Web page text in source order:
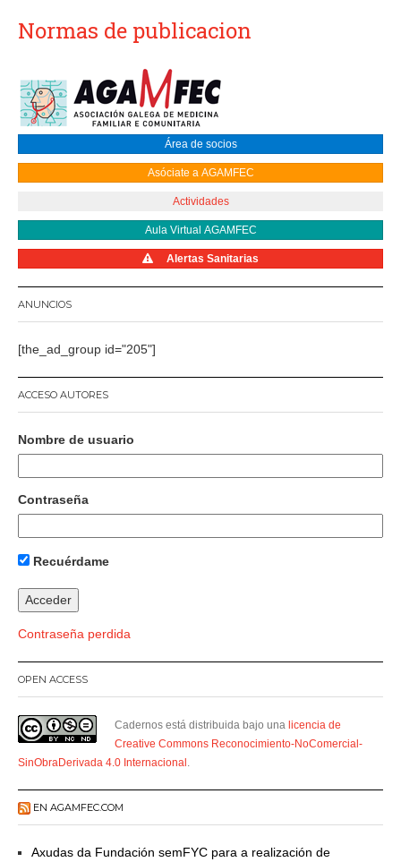
Normas de publicacion
Área de socios
Asóciate a AGAMFEC
Actividades
Aula Virtual AGAMFEC
Alertas Sanitarias
ANUNCIOS
[the_ad_group id="205"]
ACCESO AUTORES
Nombre de usuario
Contraseña
Recuérdame
Contraseña perdida
OPEN ACCESS
Cadernos está distribuida bajo una licencia de
Creative Commons Reconocimiento-NoComercial-
SinObraDerivada 4.0 Internacional
EN AGAMFEC.COM
Axudas da Fundación semFYC para a realización de